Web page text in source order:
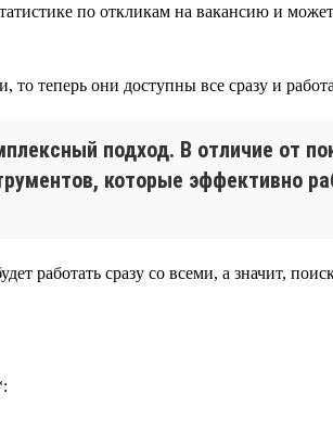
по откликам на вакансию и
теперь они доступны все сразу и
подход. В отличие от
которые эффективно
работать сразу со всеми, а значит,